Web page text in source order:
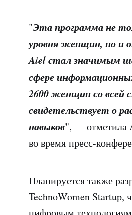
"Эта программа не
уровня женщин, но и
Aiel стал значимым
сфере
2600 женщин со всей
свидетельствует о
навыков", — отметила
во время пресс-
Планируется также
TechnoWomen Startup,